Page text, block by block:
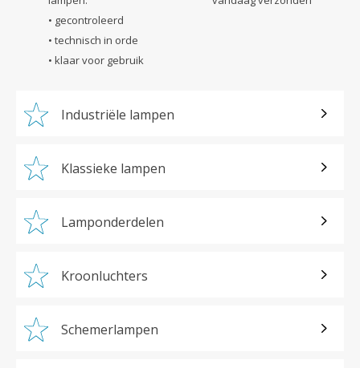
• gecontroleerd
• technisch in orde
• klaar voor gebruik
Industriële lampen
Klassieke lampen
Lamponderdelen
Kroonluchters
Schemerlampen